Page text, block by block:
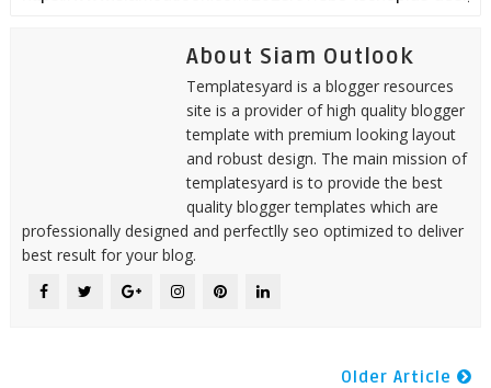
About Siam Outlook
Templatesyard is a blogger resources
site is a provider of high quality blogger
template with premium looking layout
and robust design. The main mission of
templatesyard is to provide the best
quality blogger templates which are
professionally designed and perfectlly seo optimized to deliver
best result for your blog.
Older Article